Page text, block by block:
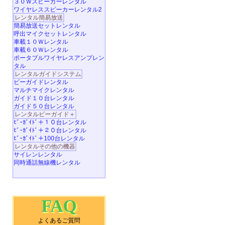
３０Ｗスピーカーレンタル
ワイヤレススピーカーレンタル2
レンタル簡易放送
簡易放送セットレンタル
呼出マイクセットレンタル
車載１０Ｗレンタル
車載６０Ｗレンタル
ポータブルワイヤレスアンプレン
タル
レンタルガイドシステム
ビーガイドレンタル
マルチマイクレンタル
ガイド１０台レンタル
ガイド５０台レンタル
レンタルビーガイド＋
ﾋﾞｰｶﾞｲﾄﾞ＋１０台レンタル
ﾋﾞｰｶﾞｲﾄﾞ＋２０台レンタル
ﾋﾞｰｶﾞｲﾄﾞ＋100台レンタル
レンタルその他の機器
サイレンレンタル
同時通話無線機レンタル
FAQ
よくあるご質問